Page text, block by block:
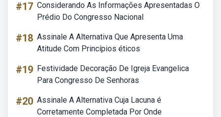
#17 Considerando As Informações Apresentadas O
Prédio Do Congresso Nacional
#18 Assinale A Alternativa Que Apresenta Uma
Atitude Com Princípios éticos
#19 Festividade Decoração De Igreja Evangelica
Para Congresso De Senhoras
#20 Assinale A Alternativa Cuja Lacuna é
Corretamente Completada Por Onde